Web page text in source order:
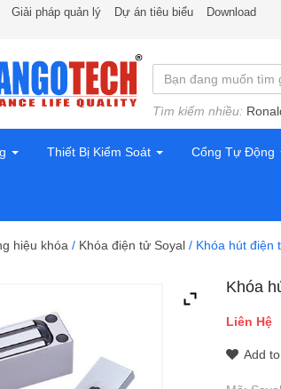
Giải pháp quản lý Dự án tiêu biểu Download
Tìm kiếm nhiều:
Thiết Bị Kiểm Soát Cổng Tự Động
hiệu khóa / Khóa điện tử Soyal / Khóa hút điện
Khóa
Liên Hệ
Add